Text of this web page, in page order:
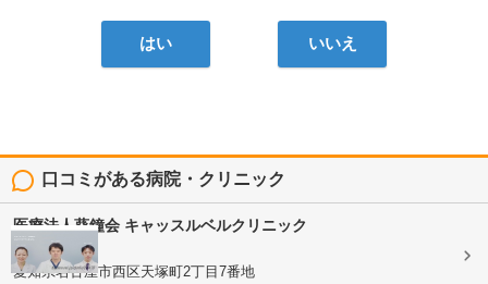
はい いいえ
口コミがある病院・クリニック
医療法人葵鐘会 キャッスルベルクリニック
産科, 婦人科
愛知県名古屋市西区天塚町2丁目7番地